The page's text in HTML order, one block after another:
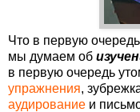
Что в первую
мы думаем об
в первую очередь
упражнения,
аудирование и